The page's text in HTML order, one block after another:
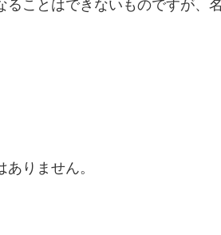
ことはできないものですが、
りません。